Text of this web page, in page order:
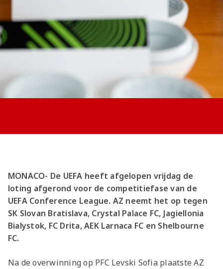
Seizoenkaart
MONACO- De UEFA heeft afgelopen vrijdag de
loting afgerond voor de competitiefase van de
UEFA Conference League. AZ neemt het op tegen
SK Slovan Bratislava, Crystal Palace FC, Jagiellonia
Bialystok, FC Drita, AEK Larnaca FC en Shelbourne
FC.
Na de overwinning op PFC Levski Sofia plaatste AZ